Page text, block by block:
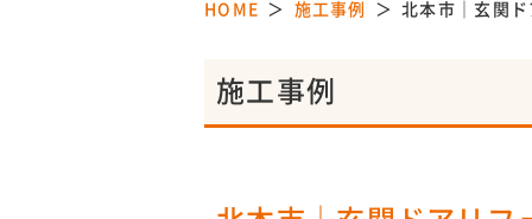
HOME 施工事例 北本市｜玄関
施工事例